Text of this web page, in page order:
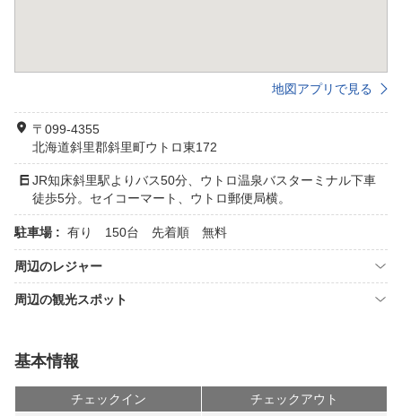
地図アプリで見る
〒099-4355
北海道斜里郡斜里町ウトロ東172
JR知床斜里駅よりバス50分、ウトロ温泉バスターミナル下車
徒歩5分。セイコーマート、ウトロ郵便局横。
駐車場 : 有り 150台 先着順 無料
周辺のレジャー
周辺の観光スポット
基本情報
チェックイン
チェックアウト